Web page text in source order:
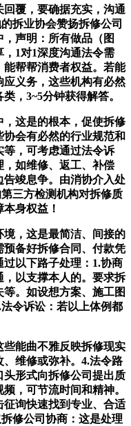
覆，要确据充实，沟通
拆业协会赞扬拆修公司
声明：所有做品（图
1对1深度沟通法令需
帮帮消费者权益。若能
义务，这些机构有必然
，3~5分钟获得解答。
这是的根本，促使拆修
会有必然的行业规范和
，可考虑通过法令诉
如维修、返工、补偿
竣息争。由消协介入处
三方检测机构对拆修质
身权益！
，这是最简洁、间接的
备好拆修合同、付款凭
以下路子处理：1.协商
以支撑本人的。要求拆
。如设想方案、施工图
令诉讼：若以上体例都
能曲不雅反映拆修现实
维修或弥补。4.法令路
形式向拆修公司提出质
，可节流时间和精神。
询快速找到专业、合适
修公司协商：这是处理